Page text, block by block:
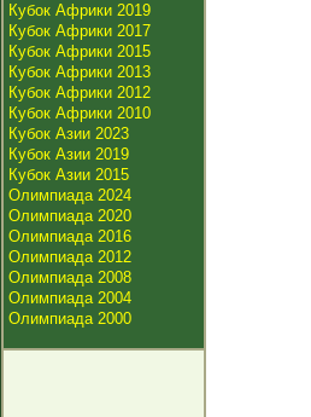
Кубок Африки 2019
Кубок Африки 2017
Кубок Африки 2015
Кубок Африки 2013
Кубок Африки 2012
Кубок Африки 2010
Кубок Азии 2023
Кубок Азии 2019
Кубок Азии 2015
Олимпиада 2024
Олимпиада 2020
Олимпиада 2016
Олимпиада 2012
Олимпиада 2008
Олимпиада 2004
Олимпиада 2000